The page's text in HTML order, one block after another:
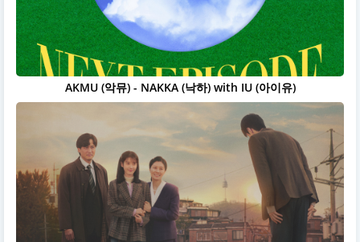
AKMU (악뮤) - NAKKA (낙하) with IU (아이유)